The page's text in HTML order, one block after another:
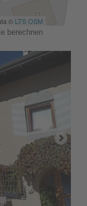
© LTS OSM
berechnen